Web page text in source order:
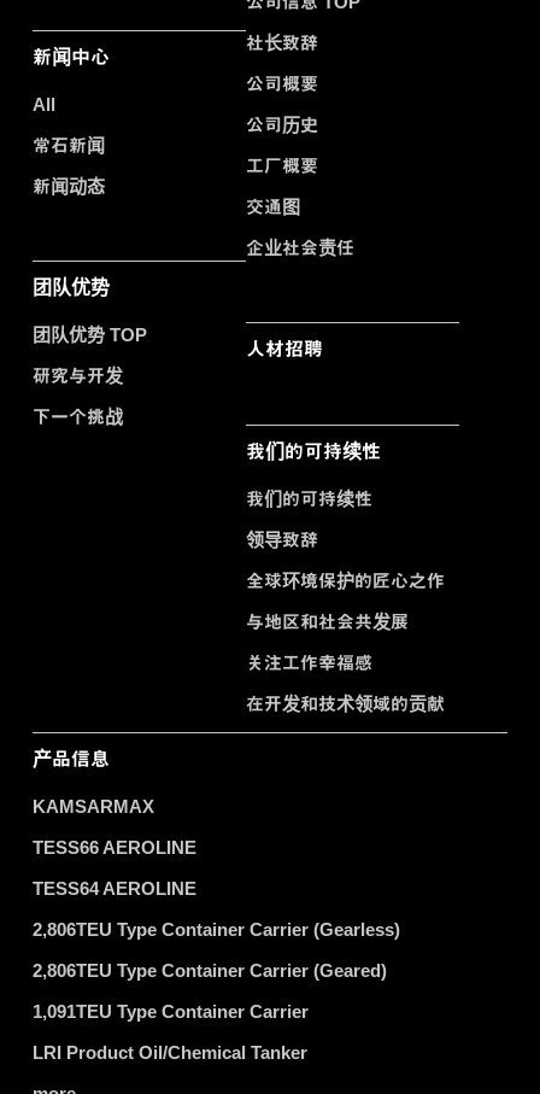
新闻中心
All
常石新闻
新闻动态
团队优势
团队优势 TOP
研究与开发
下一个挑战
社长致辞
公司概要
公司历史
工厂概要
交通图
企业社会责任
人材招聘
我们的可持续性
我们的可持续性
领导致辞
全球环境保护的匠心之作
与地区和社会共发展
关注工作幸福感
在开发和技术领域的贡献
产品信息
KAMSARMAX
TESS66 AEROLINE
TESS64 AEROLINE
2,806TEU Type Container Carrier (Gearless)
2,806TEU Type Container Carrier (Geared)
1,091TEU Type Container Carrier
LRI Product Oil/Chemical Tanker